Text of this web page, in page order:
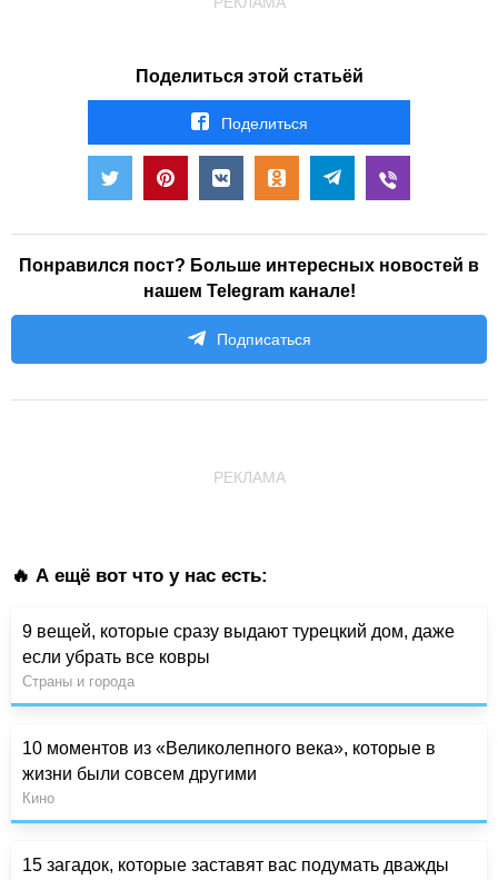
Поделиться этой статьёй
Поделиться
Понравился пост? Больше интересных новостей в
нашем Telegram канале!
Подписаться
РЕКЛАМА
🔥 А ещё вот что у нас есть:
9 вещей, которые сразу выдают турецкий дом, даже
если убрать все ковры
Страны и города
10 моментов из «Великолепного века», которые в
жизни были совсем другими
Кино
15 загадок, которые заставят вас подумать дважды